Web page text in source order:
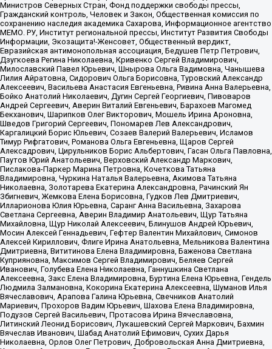
Министров Северных Стран, Фонд поддержки свободы прессы,
Гражданский контроль, Человек и Закон, Общественная комиссия по
сохранению наследия академика Сахарова, Информационное агентство
МЕМО. РУ, Институт региональной прессы, Институт Развития Свободы
Информации, Экозащита!-Женсовет, Общественный вердикт,
Евразийская антимонопольная ассоциация, Бедушев Петр Петрович,
Дзугкоева Регина Николаевна, Кривенко Сергей Владимирович,
Милославский Павел Юрьевич, Шнырова Ольга Вадимовна, Чанышева
Лилия Айратовна, Сидорович Ольга Борисовна, Туровский Александр
Алексеевич, Васильева Анастасия Евгеньевна, Ривина Анна Валерьевна,
Бойко Анатолий Николаевич, Дугин Сергей Георгиевич, Пивоваров
Андрей Сергеевич, Аверин Виталий Евгеньевич, Барахоев Магомед
Бекханович, Шарипков Олег Викторович, Мошель Ирина Ароновна,
Шведов Григорий Сергеевич, Пономарев Лев Александрович,
Каргалицкий Борис Юльевич, Созаев Валерий Валерьевич, Исламов
Тимур Рифгатович, Романова Ольга Евгеньевна, Щаров Сергей
Алексадрович, Цирульников Борис Альбертович, Гасан Ольга Павловна,
Паутов Юрий Анатольевич, Верховский Александр Маркович,
Пислакова-Паркер Марина Петровна, Кочеткова Татьяна
Владимировна, Чуркина Наталья Валерьевна, Акимова Татьяна
Николаевна, Золотарева Екатерина Александровна, Рачинский Ян
Збигневич, Жемкова Елена Борисовна, Гудков Лев Дмитриевич,
Илларионова Юлия Юрьевна, Саранг Анна Васильевна, Захарова
Светлана Сергеевна, Аверин Владимир Анатольевич, Щур Татьяна
Михайловна, Щур Николай Алексеевич, Блинушов Андрей Юрьевич,
Мосин Алексей Геннадьевич, Гефтер Валентин Михайлович, Симонов
Алексей Кириллович, Флиге Ирина Анатольевна, Мельникова Валентина
Дмитриевна, Вититинова Елена Владимировна, Баженова Светлана
Куприяновна, Максимов Сергей Владимирович, Беляев Сергей
Иванович, Голубева Елена Николаевна, Ганнушкина Светлана
Алексеевна, Закс Елена Владимировна, Буртина Елена Юрьевна, Гендель
Людмила Залмановна, Кокорина Екатерина Алексеевна, Шуманов Илья
Вячеславович, Арапова Галина Юрьевна, Свечников Анатолий
Мариевич, Прохоров Вадим Юрьевич, Шахова Елена Владимировна,
Подузов Сергей Васильевич, Протасова Ирина Вячеславовна,
Литинский Леонид Борисович, Лукашевский Сергей Маркович, Бахмин
Вячеслав Иванович, Шабад Анатолий Ефимович, Сухих Дарья
Николаевна, Орлов Олег Петрович, Добровольская Анна Дмитриевна,